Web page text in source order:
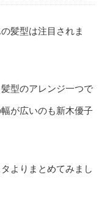
髪型は注目されま
型のアレンジ一つで
が広いのも新木優子
よりまとめてみまし